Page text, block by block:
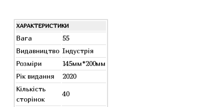
ХАРАКТЕРИСТИКИ
Вага
55
Видавництво Індустрія
Розміри
145мм*200мм
Рік видання
2020
Кількість
сторінок
40